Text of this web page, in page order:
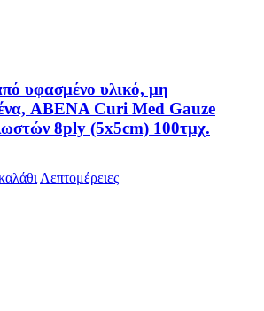
υφασμένο υλικό, μη
ABENA Curi Med Gauze
8ply (5x5cm) 100τμχ.
Λεπτομέρειες